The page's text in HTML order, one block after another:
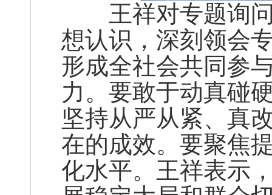
王祥对专题询问
想认识，深刻领会
形成全社会共同参
力。要敢于动真碰
坚持从严从紧、真
在的成效。要聚焦
化水平。王祥表示